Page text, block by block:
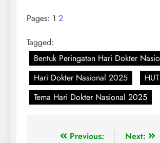
Pages: 1 2
Tagged:
Bentuk Peringatan Hari Dokter
Hari Dokter Nasional 2025
Tema Hari Dokter Nasional 2025
Previous:
Next: